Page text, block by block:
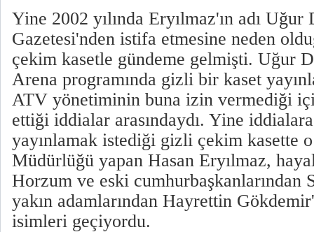
Yine 2002 yılında Eryılmaz'ın adı Uğur
Gazetesi'nden istifa etmesine neden
çekim kasetle gündeme gelmişti. Uğur
Arena programında gizli bir kaset
ATV yönetiminin buna izin vermediği
ettiği iddialar arasındaydı. Yine
yayınlamak istediği gizli çekim kasette
Müdürlüğü yapan Hasan Eryılmaz,
Horzum ve eski cumhurbaşkanlarından
yakın adamlarından Hayrettin
isimleri geçiyordu.